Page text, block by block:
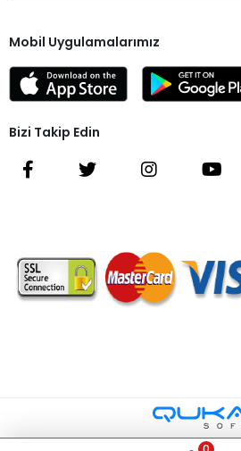
Mobil Uygulamalarımız
Bizi Takip Edin